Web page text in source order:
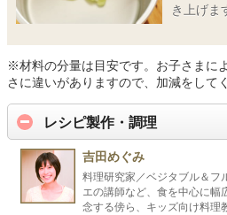
き上げま
※材料の分量は目安です。お子さまに
さに違いがありますので、加減をして
レシピ製作・調理
吉田めぐみ
料理研究家／ベジタブル＆フ
エの講師など、食を中心に幅
念する傍ら、キッズ向け料理